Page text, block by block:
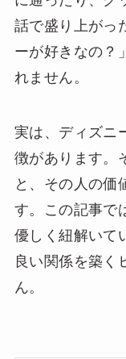
話で盛り上がっ
ーが好きなの？
れません。
実は、ディズニ
徴があります。
と、その人の価
す。この記事で
優しく紐解いて
良い関係を築く
ん。